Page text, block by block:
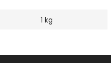
1 kg